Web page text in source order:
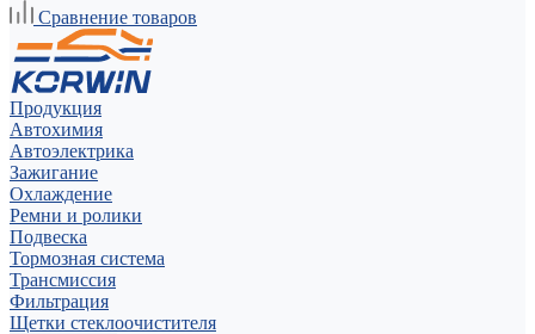
Сравнение товаров
Продукция
Автохимия
Автоэлектрика
Зажигание
Охлаждение
Ремни и ролики
Подвеска
Тормозная система
Трансмиссия
Фильтрация
Щетки стеклоочистителя